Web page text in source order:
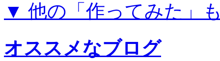
▼ 他の「作ってみた」
オススメなブログ